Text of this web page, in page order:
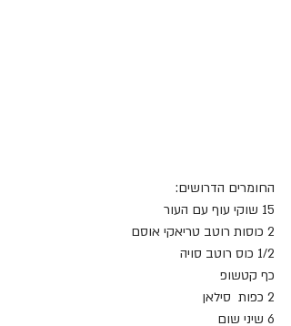
החומרים הדרושים:
15 שוקי עוף עם העור
2 כוסות רוטב טריאקי אוסם
1/2 כוס רוטב סויה
כף קטשופ
2 כפות  סילאן
6 שיני שום